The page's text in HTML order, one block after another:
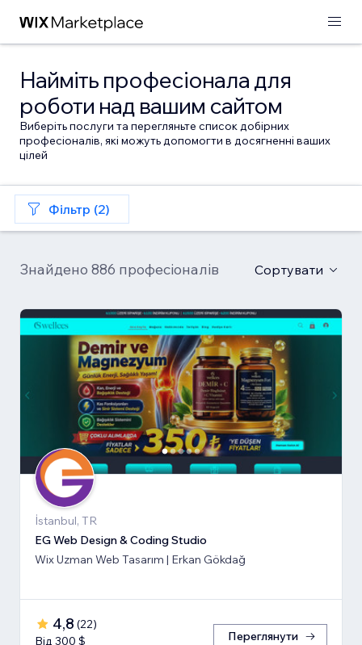
Найміть професіонала для
роботи над вашим сайтом
Виберіть послуги та перегляньте список добірних
професіоналів, які можуть допомогти в досягненні ваших
цілей
Фільтр (2)
Знайдено 886 професіоналів Сортувати
İstanbul, TR
EG Web Design & Coding Studio
Wix Uzman Web Tasarım | Erkan Gökdağ
4,8 (22)
Від 300 $
Переглянути